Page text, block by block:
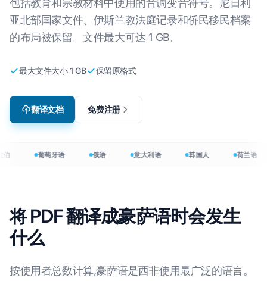
包括教育和宗教材料中使用的音调变音符号。尼日利
亚北部国家文件、伊斯兰教法庭记录和侨民移民档案
的布局被保留。文件最大可达 1 GB。
最大文件大小 1 GB 保留原格式
翻译文档 免费注册
葡萄牙语 俄语 意大利语 韩国人 荷兰语
将 PDF 翻译成豪萨语时会发生
什么
按使用者总数计算,豪萨语是西非使用最广泛的语言。